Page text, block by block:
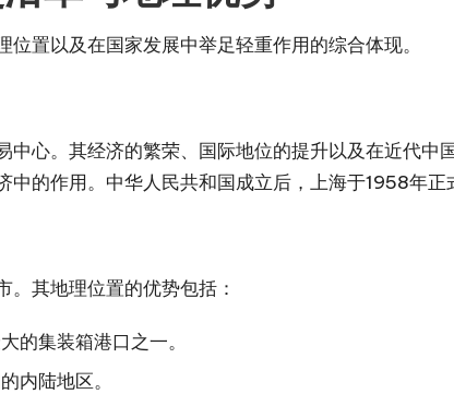
置以及在国家发展中举足轻重作用的综合体现。
心。其经济的繁荣、国际地位的提升以及在近代中
的作用。中华人民共和国成立后，上海于1958年正
其地理位置的优势包括：
的集装箱港口之一。
内陆地区。